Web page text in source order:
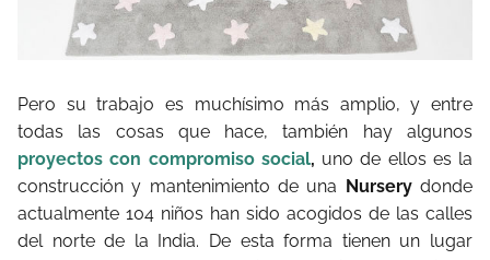
Pero su trabajo es muchísimo más amplio, y entre
todas las cosas que hace, también hay algunos
proyectos con compromiso social, uno de ellos es la
construcción y mantenimiento de una Nurserydonde
actualmente 104 niños han sido acogidos de las calles
del norte de la India. De esta forma tienen un lugar